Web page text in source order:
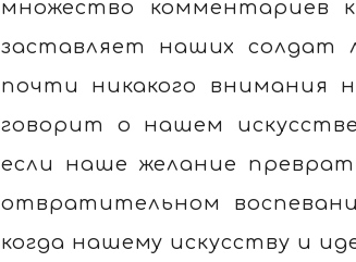
множество комментариев
заставляет наших солдат
почти никакого внимания
говорит о нашем
если наше желание
отвратительном
когда нашему искусству и